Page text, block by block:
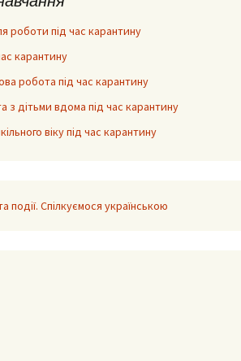
роботи під час карантину
карантину
робота під час карантину
з дітьми вдома під час карантину
віку під час карантину